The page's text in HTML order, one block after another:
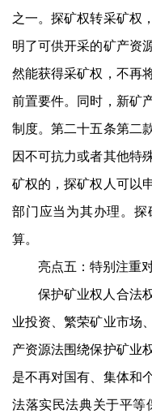
之一。探矿权转采矿权
明了可供开采的矿产资
然能获得采矿权，不再
前置要件。同时，新矿
制度。第二十五条第二
因不可抗力或者其他特
矿权的，探矿权人可以
部门应当为其办理。
算。
亮点五：特别注重
保护矿业权人合法
业投资、繁荣矿业市场
产资源法围绕保护矿业
是不再对国有、集体和
法落实民法典关于平